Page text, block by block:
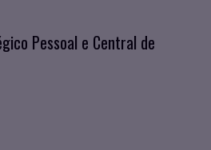
Pessoal e Central de